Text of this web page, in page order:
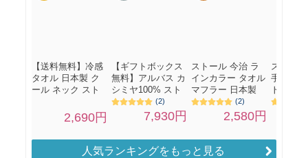
人気ランキングをもっと見る